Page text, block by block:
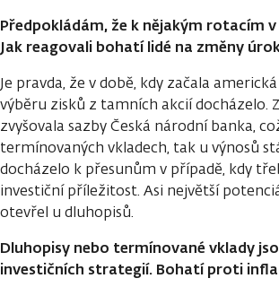
Předpokládám, že k nějakým rotacím
Jak reagovali bohatí lidé na změny
Je pravda, že v době, kdy začala
výběru zisků z tamních akcií
zvyšovala sazby Česká národní banka,
termínovaných vkladech, tak u výnosů
docházelo k přesunům v případě, kdy
investiční příležitost. Asi největší
otevřel u dluhopisů.
Dluhopisy nebo termínované vklady
investičních strategií. Bohatí proti